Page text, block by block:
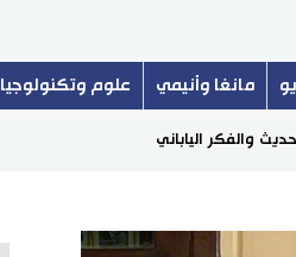
مانغا وأنيمي علوم وتكنولوجيا
والفكر الياباني